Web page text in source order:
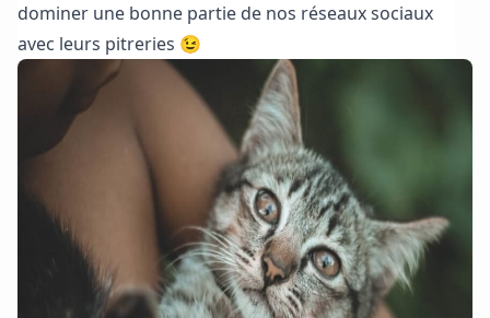
dominer une bonne partie de nos réseaux sociaux
avec leurs pitreries 😉